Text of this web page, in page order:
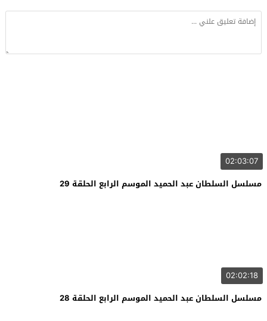
02:03:07
مسلسل السلطان عبد الحميد الموسم الرابع الحلقة 29
02:02:18
مسلسل السلطان عبد الحميد الموسم الرابع الحلقة 28